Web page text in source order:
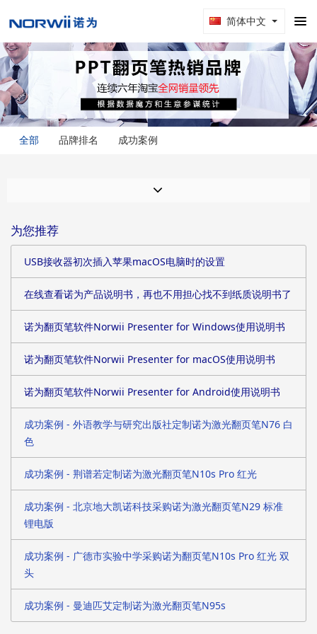
简体中文
全部 品牌排名 成功案例
为您推荐
USB接收器初次插入苹果macOS电脑时的设置
在线查看诺为产品说明书，再也不用担心找不到纸质说明书了
诺为翻页笔软件Norwii Presenter for Windows使用说明书
诺为翻页笔软件Norwii Presenter for macOS使用说明书
诺为翻页笔软件Norwii Presenter for Android使用说明书
成功案例 - 外语教学与研究出版社定制诺为激光翻页笔N76 白
色
成功案例 - 荆谱若定制诺为激光翻页笔N10s Pro 红光
成功案例 - 北京地大凯诺科技采购诺为激光翻页笔N29 标准
锂电版
成功案例 - 广德市实验中学采购诺为翻页笔N10s Pro 红光 双
头
成功案例 - 曼迪匹艾定制诺为激光翻页笔N95s